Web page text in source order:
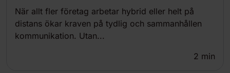
När allt fler företag arbetar hybrid eller helt på
distans ökar kraven på tydlig och sammanhållen
kommunikation. Utan...
2 min